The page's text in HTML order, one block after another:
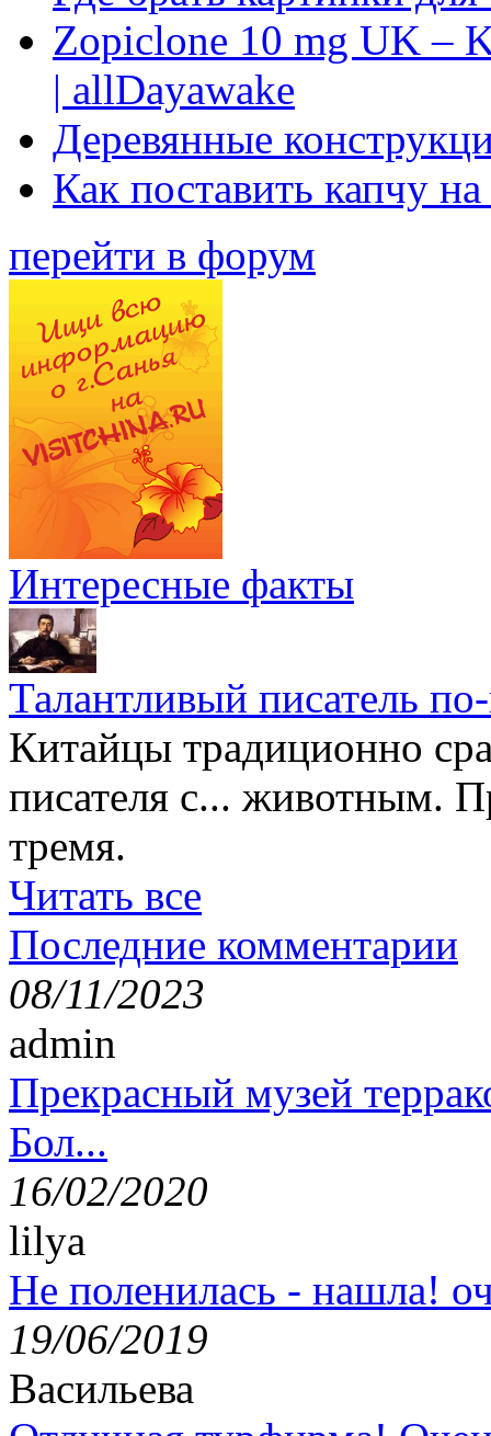
Zopiclone 10 mg UK –
| allDayawake
Деревянные
Как поставить капчу
перейти в форум
Интересные факты
Талантливый писатель
Китайцы традиционно
писателя с... животным.
тремя.
Читать все
Последние комментарии
08/11/2023
admin
Прекрасный музей
Бол...
16/02/2020
lilya
Не поленилась - нашла!
19/06/2019
Васильева